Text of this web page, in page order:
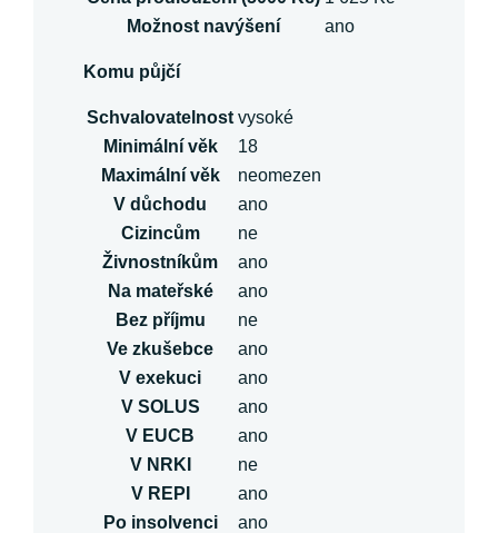
Možnost navýšení
ano
Komu půjčí
Schvalovatelnost vysoké
Minimální věk
18
Maximální věk
neomezen
V důchodu
ano
Cizincům
ne
Živnostníkům
ano
Na mateřské
ano
Bez příjmu
ne
Ve zkušebce
ano
V exekuci
ano
V SOLUS
ano
V EUCB
ano
V NRKI
ne
V REPI
ano
Po insolvenci
ano